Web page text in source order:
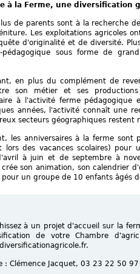
à la Ferme, une diversification
de parents sont à la recherche
Les exploitations agricoles
d'originalité et de diversité.
pédagogique sous forme de
en plus du complément de
son métier et ses
à l'activité ferme
années, l'activité connaît une
secteurs géographiques restent
les anniversaires à la ferme sont
lors des vacances scolaires)
à juin et de septembre à
son animation, son calendrier
un groupe de 10 enfants âgés
à un projet d'accueil sur la
de votre Chambre
: Clémence Jacquet, 03 23 22 50